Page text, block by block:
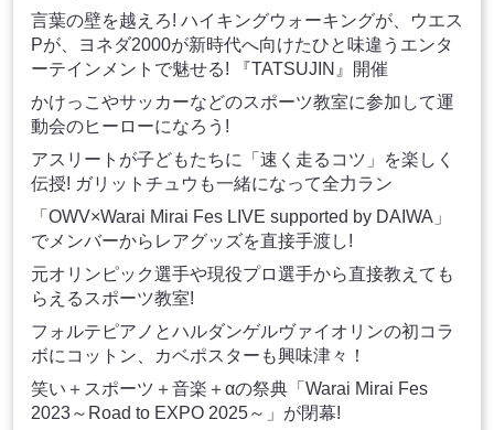
言葉の壁を越えろ! ハイキングウォーキングが、ウエス
Pが、ヨネダ2000が新時代へ向けたひと味違うエンタ
ーテインメントで魅せる! 『TATSUJIN』開催
かけっこやサッカーなどのスポーツ教室に参加して運
動会のヒーローになろう!
アスリートが子どもたちに「速く走るコツ」を楽しく
伝授! ガリットチュウも一緒になって全力ラン
「OWV×Warai Mirai Fes LIVE supported by DAIWA」
でメンバーからレアグッズを直接手渡し!
元オリンピック選手や現役プロ選手から直接教えても
らえるスポーツ教室!
フォルテピアノとハルダンゲルヴァイオリンの初コラ
ボにコットン、カベポスターも興味津々！
笑い＋スポーツ＋音楽＋αの祭典「Warai Mirai Fes
2023～Road to EXPO 2025～」が閉幕!